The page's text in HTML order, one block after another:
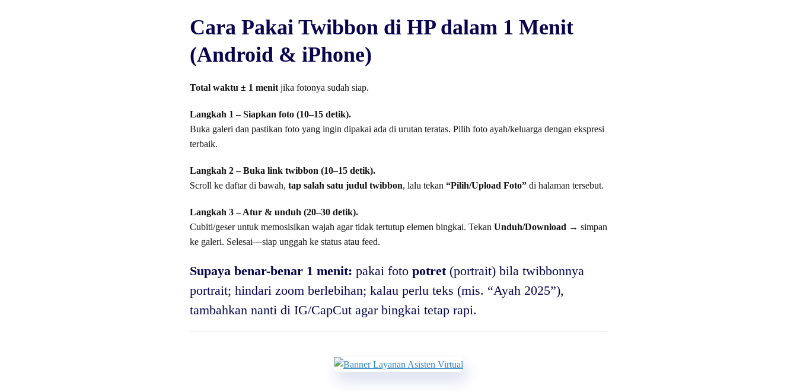
Cara Pakai Twibbon di HP dalam 1 Menit
(Android & iPhone)
Total waktu ± 1 menit jika fotonya sudah siap.
Langkah 1 – Siapkan foto (10–15 detik).
Buka galeri dan pastikan foto yang ingin dipakai ada di urutan teratas. Pilih foto ayah/keluarga dengan ekspresi
terbaik.
Langkah 2 – Buka link twibbon (10–15 detik).
Scroll ke daftar di bawah, tap salah satu judul twibbon, lalu tekan “Pilih/Upload Foto” di halaman tersebut.
Langkah 3 – Atur & unduh (20–30 detik).
Cubiti/geser untuk memosisikan wajah agar tidak tertutup elemen bingkai. Tekan Unduh/Download → simpan
ke galeri. Selesai—siap unggah ke status atau feed.
Supaya benar-benar 1 menit: pakai foto potret(portrait) bila twibbonnya
portrait; hindari zoom berlebihan; kalau perlu teks (mis. “Ayah 2025”),
tambahkan nanti di IG/CapCut agar bingkai tetap rapi.